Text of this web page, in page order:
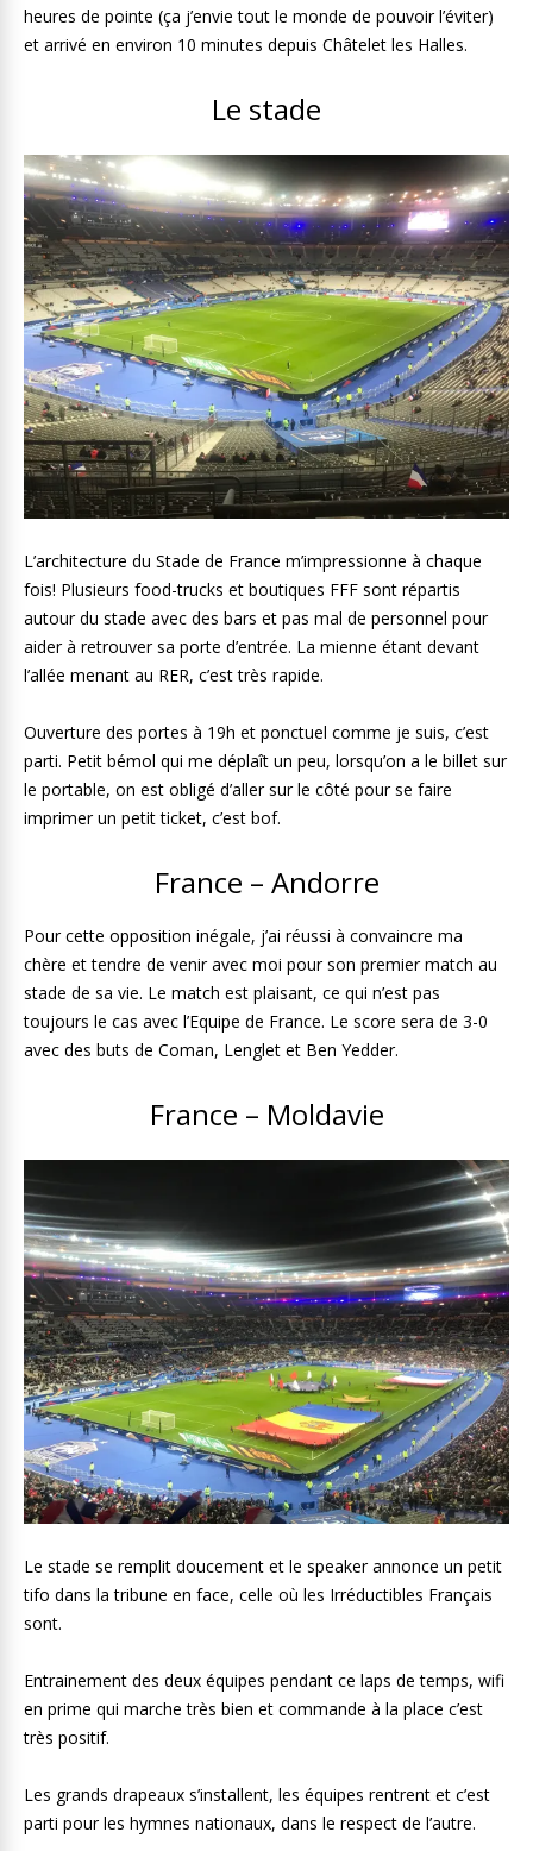
heures de pointe (ça j’envie tout le monde de pouvoir l’éviter)
et arrivé en environ 10 minutes depuis Châtelet les Halles.
Le stade
L’architecture du Stade de France m’impressionne à chaque
fois! Plusieurs food-trucks et boutiques FFF sont répartis
autour du stade avec des bars et pas mal de personnel pour
aider à retrouver sa porte d’entrée. La mienne étant devant
l’allée menant au RER, c’est très rapide.
Ouverture des portes à 19h et ponctuel comme je suis, c’est
parti. Petit bémol qui me déplaît un peu, lorsqu’on a le billet sur
le portable, on est obligé d’aller sur le côté pour se faire
imprimer un petit ticket, c’est bof.
France – Andorre
Pour cette opposition inégale, j’ai réussi à convaincre ma
chère et tendre de venir avec moi pour son premier match au
stade de sa vie. Le match est plaisant, ce qui n’est pas
toujours le cas avec l’Equipe de France. Le score sera de 3-0
avec des buts de Coman, Lenglet et Ben Yedder.
France – Moldavie
Le stade se remplit doucement et le speaker annonce un petit
tifo dans la tribune en face, celle où les Irréductibles Français
sont.
Entrainement des deux équipes pendant ce laps de temps, wifi
en prime qui marche très bien et commande à la place c’est
très positif.
Les grands drapeaux s’installent, les équipes rentrent et c’est
parti pour les hymnes nationaux, dans le respect de l’autre.